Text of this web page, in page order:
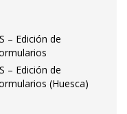
– Edición de
– Edición de
(Huesca)